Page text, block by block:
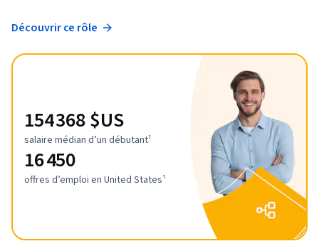
Découvrir ce rôle
154 368 $US
salaire médian d’un débutant¹
16 450
offres d’emploi en United States¹